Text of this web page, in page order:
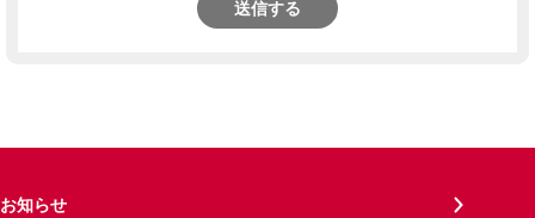
送信する
お知らせ